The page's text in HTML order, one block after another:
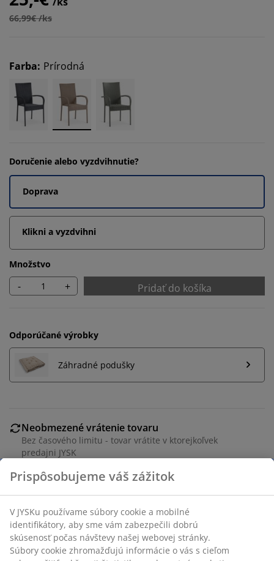
66,99€ /ks
Farba: Prírodná
Doručenie alebo vyzdvihnutie?
Doprava
Klikni a vyzdvihni
Množstvo
- + Pridať do košíka
Odporúčané výrobky
Záhradné podušky
Neobmezené vrátenie tovaru
Bez časového limitu - tovar vrátite v ktorejkoľvek
predajni JYSK
Garancia ceny
30-dňová garancia ceny na všetky výrobky
Rýchle a jednoduché doručenie podľa vášho výberu